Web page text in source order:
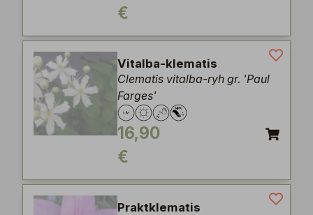
€
Vitalba-klematis
Clematis vitalba-ryh gr. 'Paul
Farges'
16,90
€
Praktklematis